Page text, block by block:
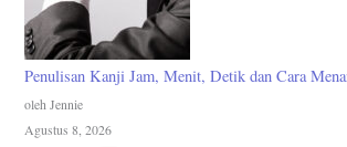
Penulisan Kanji Jam, Menit, Detik dan Cara
oleh Jennie
Agustus 8, 2026